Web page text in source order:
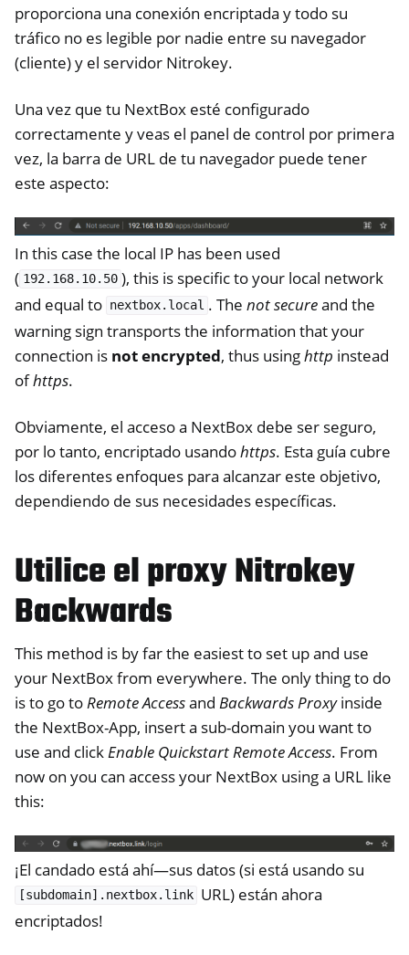
navigation of Documentación técnica
navigation of Preguntas frecuentes sobre NextBox
navigation of NitroWall
navigation of NitroWall NW750
navigation of Software
proporciona una conexión encriptada y todo su
tráfico no es legible por nadie entre su navegador
(cliente) y el servidor Nitrokey.
Una vez que tu NextBox esté configurado
correctamente y veas el panel de control por primera
vez, la barra de URL de tu navegador puede tener
este aspecto:
In this case the local IP has been used
( 192.168.10.50 ), this is specific to your local network
and equal to nextbox.local . The not secureand the
warning sign transports the information that your
connection is not encrypted, thus usinghttp instead
ofhttps.
Obviamente, el acceso a NextBox debe ser seguro,
por lo tanto, encriptado usandohttps. Esta guía cubre
los diferentes enfoques para alcanzar este objetivo,
dependiendo de sus necesidades específicas.
Utilice el proxy Nitrokey
Backwards
This method is by far the easiest to set up and use
your NextBox from everywhere. The only thing to do
is to go toRemote Accessand Backwards Proxyinside
the NextBox-App, insert a sub-domain you want to
use and clickEnable Quickstart Remote Access. From
now on you can access your NextBox using a URL like
this:
¡El candado está ahí—sus datos (si está usando su
[subdomain].nextbox.link URL) están ahora
encriptados!